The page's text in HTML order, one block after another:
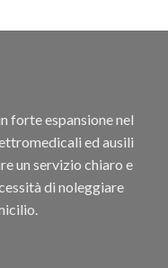
forte espansione nel
ed ausili
un servizio chiaro e
di noleggiare